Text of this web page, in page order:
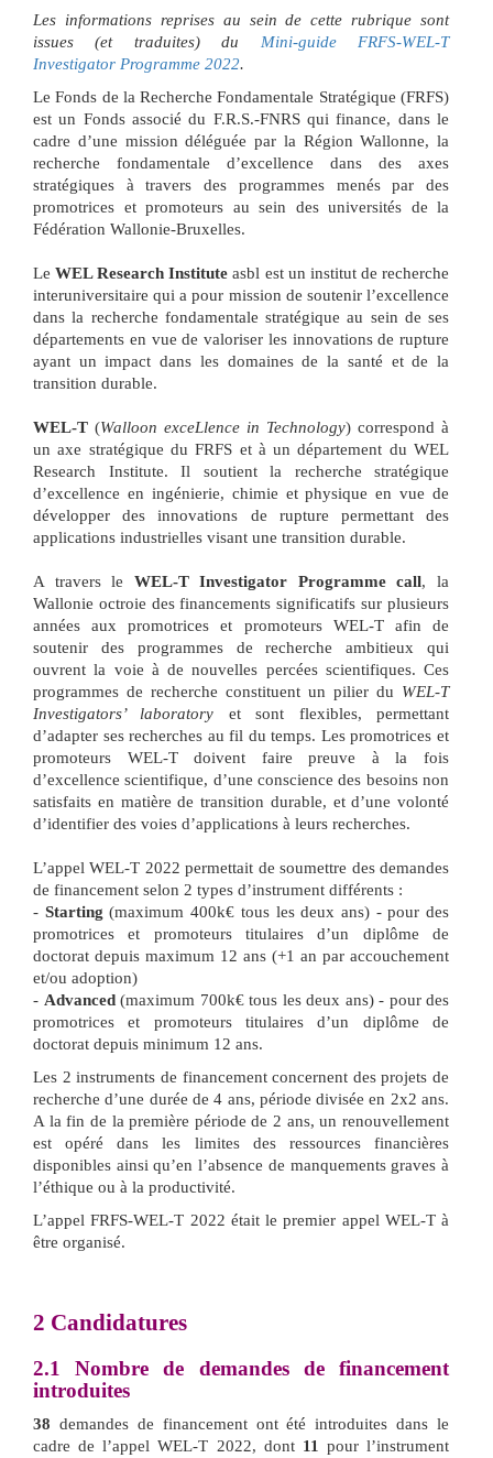
Les informations reprises au sein de cette rubrique sont
issues (et traduites) du Mini-guide FRFS-WEL-T
Investigator Programme 2022.
Le Fonds de la Recherche Fondamentale Stratégique (FRFS)
est un Fonds associé du F.R.S.-FNRS qui finance, dans le
cadre d’une mission déléguée par la Région Wallonne, la
recherche fondamentale d’excellence dans des axes
stratégiques à travers des programmes menés par des
promotrices et promoteurs au sein des universités de la
Fédération Wallonie-Bruxelles.
LeWEL Research Institute asbl est un institut de recherche
interuniversitaire qui a pour mission de soutenir l’excellence
dans la recherche fondamentale stratégique au sein de ses
départements en vue de valoriser les innovations de rupture
ayant un impact dans les domaines de la santé et de la
transition durable.
WEL-T (Walloon exceLlence in Technology) correspond à
un axe stratégique du FRFS et à un département du WEL
Research Institute. Il soutient la recherche stratégique
d’excellence en ingénierie, chimie et physique en vue de
développer des innovations de rupture permettant des
applications industrielles visant une transition durable.
A travers le WEL-T Investigator Programme call, la
Wallonie octroie des financements significatifs sur plusieurs
années aux promotrices et promoteurs WEL-T afin de
soutenir des programmes de recherche ambitieux qui
ouvrent la voie à de nouvelles percées scientifiques. Ces
programmes de recherche constituent un pilier du WEL-T
Investigators’ laboratory et sont flexibles, permettant
d’adapter ses recherches au fil du temps. Les promotrices et
promoteurs WEL-T doivent faire preuve à la fois
d’excellence scientifique, d’une conscience des besoins non
satisfaits en matière de transition durable, et d’une volonté
d’identifier des voies d’applications à leurs recherches.
L’appel WEL-T 2022 permettait de soumettre des demandes
de financement selon 2 types d’instrument différents :
- Starting (maximum 400k€ tous les deux ans) - pour des
promotrices et promoteurs titulaires d’un diplôme de
doctorat depuis maximum 12 ans (+1 an par accouchement
et/ou adoption)
- Advanced(maximum 700k€ tous les deux ans) - pour des
promotrices et promoteurs titulaires d’un diplôme de
doctorat depuis minimum 12 ans.
Les 2 instruments de financement concernent des projets de
recherche d’une durée de 4 ans, période divisée en 2x2 ans.
A la fin de la première période de 2 ans, un renouvellement
est opéré dans les limites des ressources financières
disponibles ainsi qu’en l’absence de manquements graves à
l’éthique ou à la productivité.
L’appel FRFS-WEL-T 2022 était le premier appel WEL-T à
être organisé.
2 Candidatures
2.1
Nombre de demandes de financement
introduites
38 demandes de financement ont été introduites dans le
cadre de l’appel WEL-T 2022, dont 11
pour l’instrument